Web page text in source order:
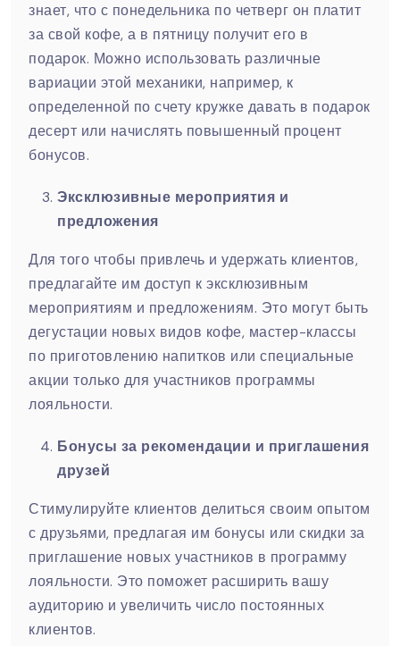
знает, что с понедельника по четверг он платит
за свой кофе, а в пятницу получит его в
подарок. Можно использовать различные
вариации этой механики, например, к
определенной по счету кружке давать в подарок
десерт или начислять повышенный процент
бонусов.
Эксклюзивные мероприятия и
предложения
Для того чтобы привлечь и удержать клиентов,
предлагайте им доступ к эксклюзивным
мероприятиям и предложениям. Это могут быть
дегустации новых видов кофе, мастер-классы
по приготовлению напитков или специальные
акции только для участников программы
лояльности.
Бонусы за рекомендации и приглашения
друзей
Стимулируйте клиентов делиться своим опытом
с друзьями, предлагая им бонусы или скидки за
приглашение новых участников в программу
лояльности. Это поможет расширить вашу
аудиторию и увеличить число постоянных
клиентов.